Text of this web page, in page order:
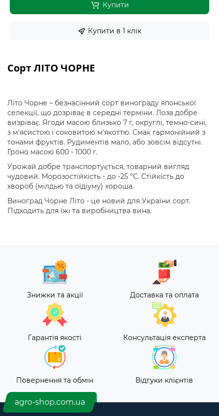
Купити
Купити в 1 клiк
Сорт ЛІТО ЧОРНЕ
Літо Чорне – безнасінний сорт винограду японської
селекції, що дозріває в середні терміни. Лоза добре
визріває. Ягоди масою близько 7 г, округлі, темно-сині,
з м'ясистою і соковитою м'якоттю. Смак гармонійний з
тонами фруктів. Рудиментів мало, або зовсім відсутні.
Гроно масою 600 - 1000 г.
Урожай добре транспортується, товарний вигляд
чудовий. Морозостійкість - до -25 °С. Стійкість до
хвороб (мілдью та оїдіуму) хороша.
Виноград Чорне Літо - це новий для України сорт.
Підходить для їжі та виробництва вина.
Знижки та акції Доставка та оплата
Гарантія якості Консультація експерта
Повернення та обмін Відгуки клієнтів
agro-shop.com.ua